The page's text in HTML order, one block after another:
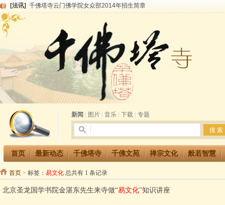
[法讯] 千佛塔寺云门佛学院女众部2014年招生简章
[法讯]
千佛塔寺兴建佛学院综合大楼缘起
[法讯]
共赴华藏世界 进入最后七天倒计时 殊胜华严法会 快快同享富贵庄严海
千佛塔寺阅藏堂周末阅藏报名通知
清明节祭祖报恩地藏法会
[法讯]
本寺方丈上明下慧尼和尚开讲《六祖坛经》
[法讯] 2015-3-26师父于法堂对大众的开示
[法讯] 广东千佛塔寺云门佛学院女众部 2016年招生简章
[法讯]
恭请海涛法师莅临千佛塔寺弘法
[法讯]
2014年七月大法会 祈福息灾地藏七 冥阳两利普渡群蒙盂兰盆
新闻
图片 音乐 下载 专题
首页 最新动态 千佛塔寺 千佛文苑 禅宗文化 般若智慧
首页 > 标签： 易文化 总共有 1 条记录
·北京圣龙国学书院金湛东先生来寺做“易文化”知识讲座